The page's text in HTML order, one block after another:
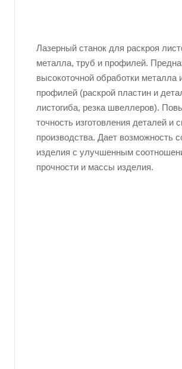
Лазерный станок для раскроя
металла, труб и профилей.
высокоточной обработки металла
профилей (раскрой пластин и
листогиба, резка швеллеров).
точность изготовления деталей и
производства. Дает возможность
изделия с улучшенным
прочности и массы изделия.